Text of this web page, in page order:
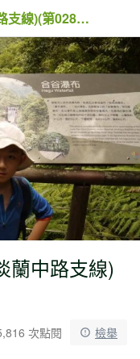
五分寮古道登山健行趣(淡蘭中路支線)(第028篇旅記分享)
蘭中路支線)
次點閱 檢舉